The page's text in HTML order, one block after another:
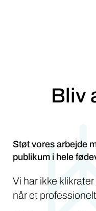
Bliv
Støt vores arbejde
publikum i hele
Vi har ikke
når et